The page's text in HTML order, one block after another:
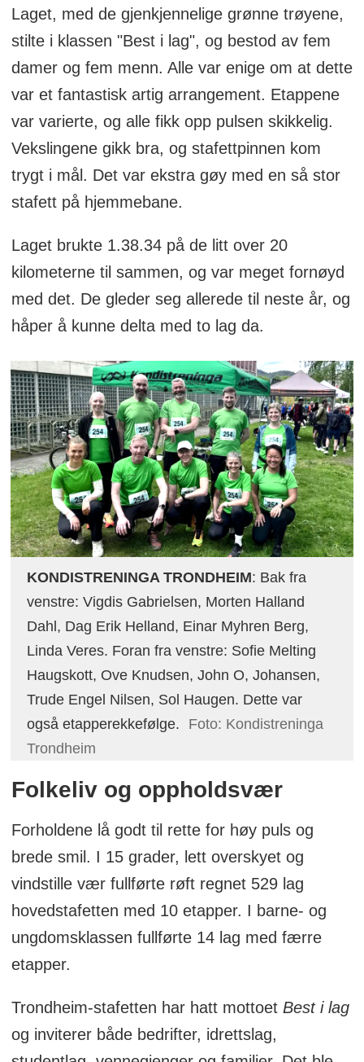
Laget, med de gjenkjennelige grønne trøyene,
stilte i klassen "Best i lag", og bestod av fem
damer og fem menn. Alle var enige om at dette
var et fantastisk artig arrangement. Etappene
var varierte, og alle fikk opp pulsen skikkelig.
Vekslingene gikk bra, og stafettpinnen kom
trygt i mål. Det var ekstra gøy med en så stor
stafett på hjemmebane.
Laget brukte 1.38.34 på de litt over 20
kilometerne til sammen, og var meget fornøyd
med det. De gleder seg allerede til neste år, og
håper å kunne delta med to lag da.
KONDISTRENINGA TRONDHEIM: Bak fra
venstre: Vigdis Gabrielsen, Morten Halland
Dahl, Dag Erik Helland, Einar Myhren Berg,
Linda Veres. Foran fra venstre: Sofie Melting
Haugskott, Ove Knudsen, John O, Johansen,
Trude Engel Nilsen, Sol Haugen. Dette var
også etapperekkefølge.
Foto: Kondistreninga
Trondheim
Folkeliv og oppholdsvær
Forholdene lå godt til rette for høy puls og
brede smil. I 15 grader, lett overskyet og
vindstille vær fullførte røft regnet 529 lag
hovedstafetten med 10 etapper. I barne- og
ungdomsklassen fullførte 14 lag med færre
etapper.
Trondheim-stafetten har hatt mottoet Best i lag
og inviterer både bedrifter, idrettslag,